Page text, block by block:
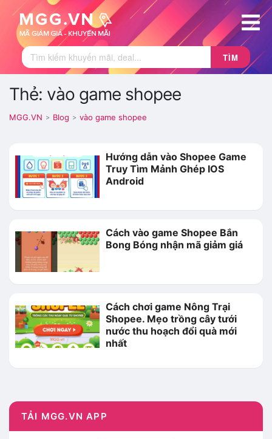
TÌM
Thẻ: vào game shopee
MGG.VN > Blog > vào game shopee
Hướng dẫn vào Shopee Game
Truy Tìm Mảnh Ghép IOS
Android
Cách vào game Shopee Bắn
Bong Bóng nhận mã giảm giá
Cách chơi game Nông Trại
Shopee. Mẹo trồng cây tưới
nước thu hoạch đổi quà mới
nhất
TẢI MGG.VN APP